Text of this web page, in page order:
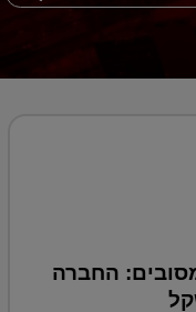
החברה